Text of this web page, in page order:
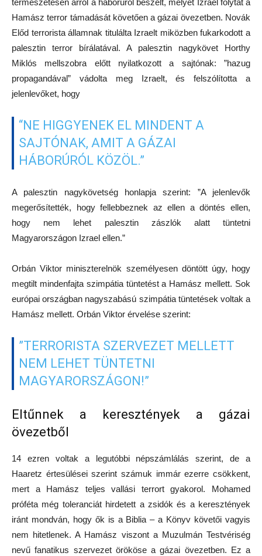
természetesen arról a háborúról beszélt, melyet Izrael folytat a
Hamász terror támadását követően a gázai övezetben. Novák
Előd terrorista államnak titulálta Izraelt miközben fukarkodott a
palesztin terror bírálatával. A palesztin nagykövet Horthy
Miklós mellszobra előtt nyilatkozott a sajtónak: ”hazug
propagandával” vádolta meg Izraelt, és felszólította a
jelenlevőket, hogy
“NE HIGGYENEK EL MINDENT A
SAJTÓNAK, AMIT A GÁZAI
HÁBORÚRÓL KÖZÖL.”
A palesztin nagykövetség honlapja szerint: ”A jelenlevők
megerősítették, hogy fellebbeznek az ellen a döntés ellen,
hogy nem lehet palesztin zászlók alatt tüntetni
Magyarországon Izrael ellen.”
Orbán Viktor miniszterelnök személyesen döntött úgy, hogy
megtilt mindenfajta szimpátia tüntetést a Hamász mellett. Sok
európai országban nagyszabású szimpátia tüntetések voltak a
Hamász mellett. Orbán Viktor érvelése szerint:
”TERRORISTA SZERVEZET MELLETT
NEM LEHET TÜNTETNI
MAGYARORSZÁGON!”
Eltűnnek a keresztények a gázai
övezetből
14 ezren voltak a legutóbbi népszámlálás szerint, de a
Haaretz értesülései szerint számuk immár ezerre csökkent,
mert a Hamász teljes vallási terrort gyakorol. Mohamed
próféta még toleranciát hirdetett a zsidók és a keresztények
iránt mondván, hogy ők is a Biblia – a Könyv követői vagyis
nem hitetlenek. A Hamász viszont a Muzulmán Testvériség
nevű fanatikus szervezet örököse a gázai övezetben. Ez a